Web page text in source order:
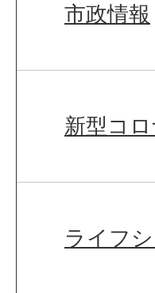
市政情報
新型コ
ライフ